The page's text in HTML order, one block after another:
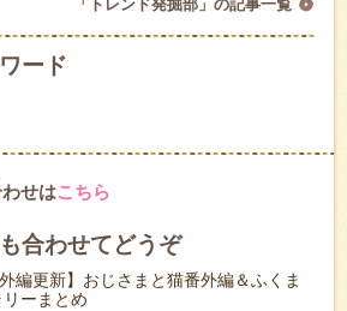
「トレンド発掘部」の記事一覧
ード
せはこちら
合わせてどうぞ
外編更新】おじさまと猫番外編＆ふくま
ーまとめ